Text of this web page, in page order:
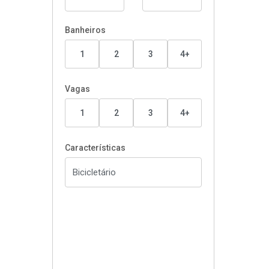
Banheiros
1 2 3 4+
Vagas
1 2 3 4+
Características